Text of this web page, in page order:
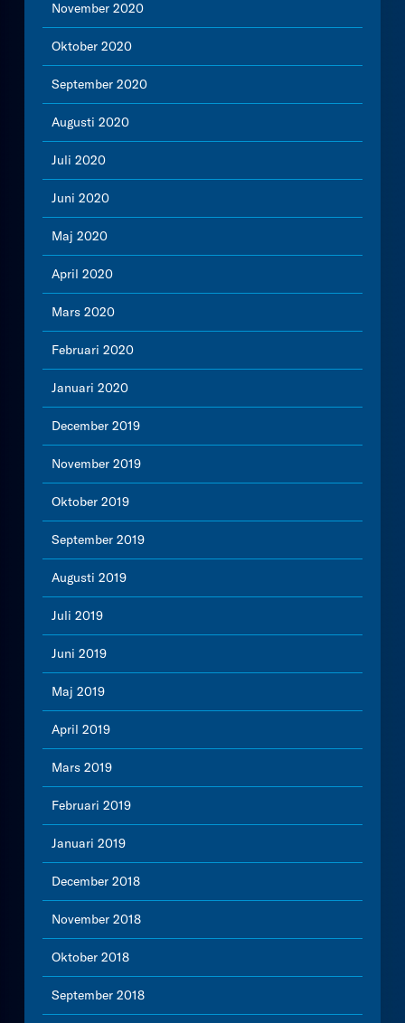
November 2020
Oktober 2020
September 2020
Augusti 2020
Juli 2020
Juni 2020
Maj 2020
April 2020
Mars 2020
Februari 2020
Januari 2020
December 2019
November 2019
Oktober 2019
September 2019
Augusti 2019
Juli 2019
Juni 2019
Maj 2019
April 2019
Mars 2019
Februari 2019
Januari 2019
December 2018
November 2018
Oktober 2018
September 2018